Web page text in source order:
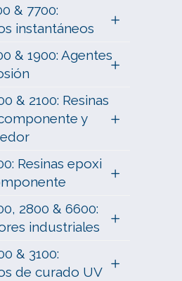
& 7700:
instantáneos
& 1900: Agentes
& 2100: Resinas
y
Resinas epoxi
2800 & 6600:
industriales
& 3100:
de curado UV